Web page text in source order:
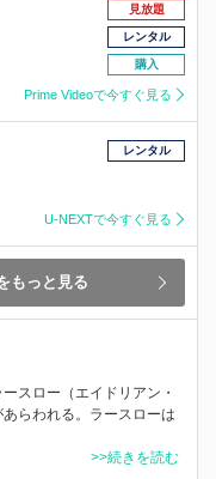
見放題
レンタル
購入
Prime Videoで今すぐ見る
レンタル
U-NEXTで今すぐ見る
もっと見る
スロー（エイドリアン・
らわれる。ラースローは
>>続きを読む